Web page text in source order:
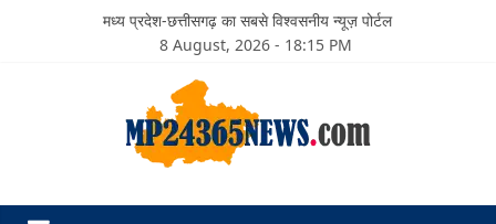
मध्य प्रदेश-छत्तीसगढ़ का सबसे विश्वसनीय न्यूज़ पोर्टल
8 August, 2026 - 18:15 PM